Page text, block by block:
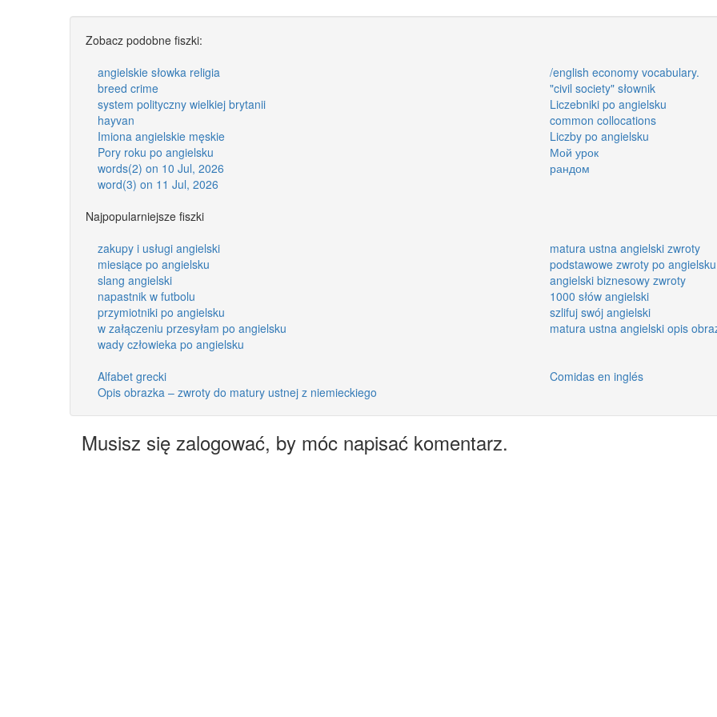
Zobacz podobne fiszki:
angielskie słowka religia
/english economy vocabulary.
breed crime
"civil society" słownik
system polityczny wielkiej brytanii
Liczebniki po angielsku
hayvan
common collocations
Imiona angielskie męskie
Liczby po angielsku
Pory roku po angielsku
Мой урок
words(2) on 10 Jul, 2026
рандом
word(3) on 11 Jul, 2026
Najpopularniejsze fiszki
zakupy i usługi angielski
matura ustna angielski zwroty
miesiące po angielsku
podstawowe zwroty po angielsku
slang angielski
angielski biznesowy zwroty
napastnik w futbolu
1000 słów angielski
przymiotniki po angielsku
szlifuj swój angielski
w załączeniu przesyłam po angielsku
matura ustna angielski opis
wady człowieka po angielsku
Alfabet grecki
Comidas en inglés
Opis obrazka – zwroty do matury ustnej z niemieckiego
Musisz się zalogować, by móc napisać komentarz.